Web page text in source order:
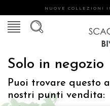
NUOVE COLLEZIONI
Solo in negozio
Puoi trovare questo
nostri punti vendita: